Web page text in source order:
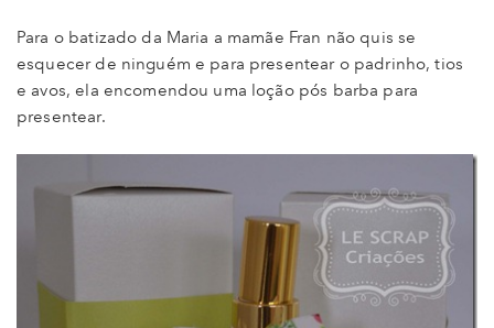
Para o batizado da Maria a mamãe Fran não quis se
esquecer de ninguém e para presentear o padrinho, tios
e avos, ela encomendou uma loção pós barba para
presentear.